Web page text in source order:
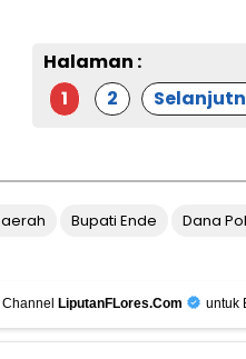
Halaman :
1
2
Bupati Ende Dana
LiputanFLores.Com untuk